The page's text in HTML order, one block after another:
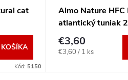
cat
Kód: 5150
Almo Nature
atlantický tuniak
€3,60
Jednotková
€3,60 / 1 ks